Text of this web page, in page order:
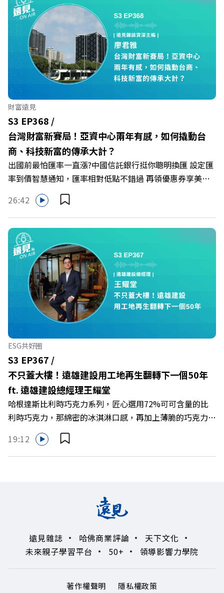
職場的變革浪潮下，傳統大流量、高耗能的百貨零售業該如
何轉型突圍？ 本集《遠見ON AIR》邀請到遠東SOGO百貨
董事長黃晴雯，帶你解析遠東SOGO如何透過戰略布局，打
造出兼顧企業獲利與社會共好的綠色零售新契機！ 🔺如何
從單純百貨專櫃轉型為有溫度的利他平台？ 🔺最難節能的
零售業如何落實「EP100」能效倍增計畫？ 🔺成功推動育
嬰留停、男同仁樂意成家！驚豔業界的「生育代理人制度」
🔺最有人情味的文化橋梁！從社會創新到經典「日本展」的
共好實踐 主持人／遠見雜誌副社長兼遠見智庫總編輯 李建
興 與談人／遠東SOGO百貨董事長 黃晴雯 +++++ 🫧清除腦
袋的盲點，也順手理清生活的雜亂。 點開看質感養成術>>
https://gvmkt.pse.is/9al3px ✨關注《遠見》更多的社群：
LINE：https://reurl.cc/A4ELQp IG：
https://bit.ly/3AjBWNV YT：https://bit.ly/38jNi9k
Powered by Firstory Hosting
財富遠見
S3 EP368 /
台灣財富新賽局！亞資中心兩年有感，如何撬動台
商、科技新富的傳承大計？
出國前最怕匯率一直漲?中國信託銀行挺你聰明換匯 設定匯
率到價智慧通知，匯率相對低點不錯過 再領優惠券享美金
最高減3分等優惠 立即設定： https://fstry.pse.is/9d7lr7
投資外幣如幣別轉換可能產生匯兌損失，應評估涉及自身情
況審慎投資。 完整注意事項詳見網站資訊。 —— 以上為
Firstory Podcast 廣告 —— 如果有一天，台灣成為亞洲新
一代的財富調度與資產管理重鎮，你的資產配置會怎麼變？
在政府力推「亞洲資產管理中心」政策、高雄專區成立滿週
年的關鍵時刻，台灣的投信、信託與財富管理業務，正迎來
史詩級的法規鬆綁與資金浪潮。 本集《遠見ON AIR》邀請
到遠見資深主編廖君雅，帶你解析這場台灣史上最大規模的
財富版圖重組。 🔺資產管理大躍進！台灣憑什麼挑戰亞太
金融重鎮？ 🔺不只是口號！主動式ETF與被動平衡型ETF如
何引爆市場？ 🔺打破「富不過三代」魔咒，如何靠信託鬆
綁落實百年傳承？ 🔺高雄專區滿一週年！如何打造在地財
富生態系？ 主持人／遠見雜誌總編輯 林讓均 與談人／遠見
雜誌資深主編 廖君雅 +++++ 💰更多專題導覽
>>https://www.gvm.com.tw/topic/2355 🫧清除腦袋的盲
點，也順手理清生活的雜亂。 點開看質感養成術>>
https://gvmkt.pse.is/9al3px ✨關注《遠見》更多的社群：
LINE：https://reurl.cc/A4ELQp IG：
https://bit.ly/3AjBWNV YT：https://bit.ly/38jNi9k
26:42
ESG共好圈
S3 EP367 /
不只蓋大樓！遠雄建設用工地再生翻轉下一個50年
ft. 遠雄建設總經理王耀堂
哈根達斯比利時巧克力系列，匠心選用72%可可含量的比
利時巧克力，那綿密的冰淇淋口感，再加上薄脆的巧克力脆
片，苦甜交織，完美呈現黑巧克力的濃郁香醇，是專屬成熟
大人系的奢華風味。 https://fstry.pse.is/9byecv —— 以上
為 Firstory Podcast 廣告 —— 在氣候變遷、淨零轉型與高
來建築中大放異彩？ 本集《遠見ON AIR》邀請到遠雄建設
總經理王耀堂，帶你解析遠雄如何打造出兼顧品牌信任與環
何轉型為長期品牌信任？ 🔺滿意度不到二成的「垃圾總
部」？空間改造如何徹底翻轉企業DNA 🔺當循環建材走向
精緻化！24樓高滿意度的「永續美學」實踐 🔺改寫建材生
19:12
遠見雜誌 哈佛商業評論
天下文化
未來親子學習平台
50+ 領導影響力學院
著作權聲明 隱私權政策